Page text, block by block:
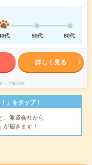
代 50代 60代
詳しく見る
ッフ春日井
」をタップ！
、派遣会社から
が届きます！